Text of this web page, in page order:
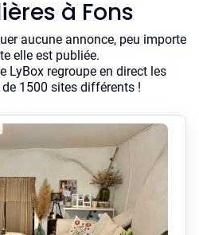
à Fons
aucune annonce, peu importe
elle est publiée.
LyBox regroupe en direct les
1500 sites différents !